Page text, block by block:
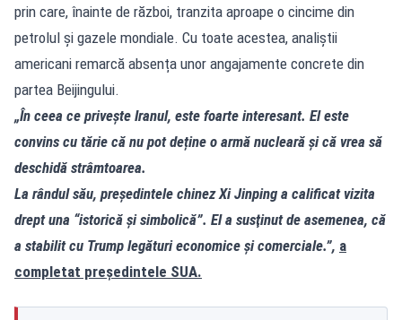
prin care, înainte de război, tranzita aproape o cincime din
petrolul și gazele mondiale. Cu toate acestea, analiștii
americani remarcă absența unor angajamente concrete din
partea Beijingului.
„În ceea ce privește Iranul, este foarte interesant. El este
convins cu tărie că nu pot deține o armă nucleară și că vrea să
deschidă strâmtoarea.
La rândul său, preşedintele chinez Xi Jinping a calificat vizita
drept una “istorică şi simbolică”. El a susţinut de asemenea, că
a stabilit cu Trump legături economice şi comerciale.”, a
completat președintele SUA.